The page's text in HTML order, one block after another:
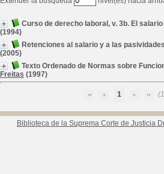
Curso de derecho laboral, v. 3b. El salario
(1994)
Retenciones al salario y a las pasividades
(2005)
Texto Ordenado de Normas sobre
Freitas (1997)
1
Biblioteca de la Suprema Corte de Justicia